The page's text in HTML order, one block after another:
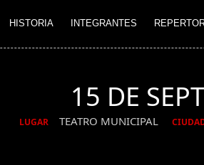
HISTORIA INTEGRANTES
15 DE
LUGAR TEATRO MUNICIPAL